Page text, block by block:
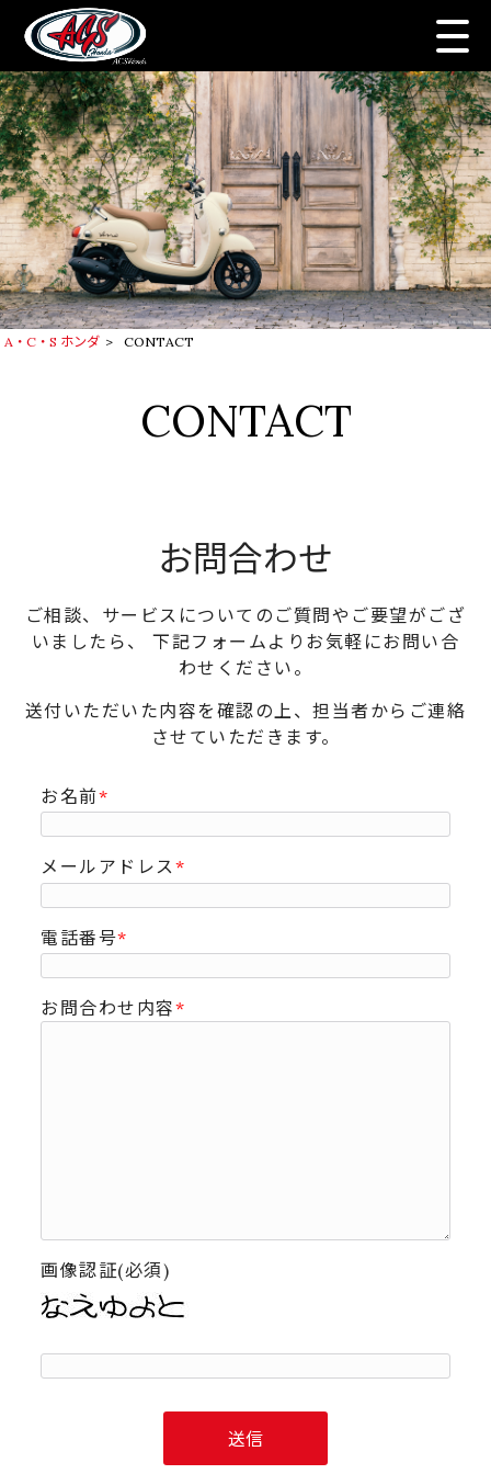
A・C・S ホンダ > CONTACT
CONTACT
お問合わせ
ご相談、サービスについてのご質問やご要望がござ
いましたら、
下記フォームよりお気軽にお問い合
わせください。
送付いただいた内容を確認の上、担当者からご連絡
させていただきます。
お名前*
メールアドレス*
電話番号*
お問合わせ内容*
画像認証(必須)